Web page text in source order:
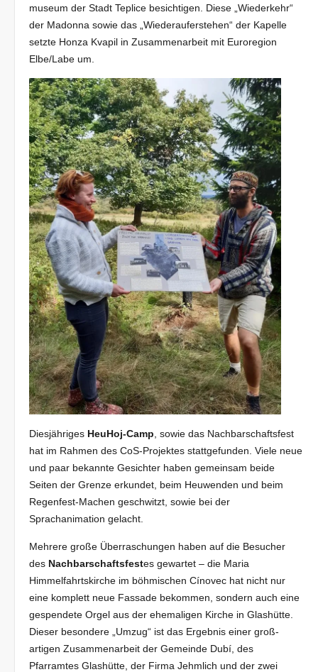
museum der Stadt Teplice besichtigen. Diese „Wiederkehr“
der Madonna sowie das „Wiederauferstehen“ der Kapelle
setzte Honza Kvapil in Zusammen­arbeit mit Euroregion
Elbe/Labe um.
Diesjähriges HeuHoj-Camp , sowie das Nachbarschaftsfest
hat im Rahmen des CoS-Projektes stattgefunden. Viele neue
und paar be­kannte Gesichter haben gemeinsam beide
Seiten der Grenze erkundet, beim Heuwenden und beim
Regenfest-Machen geschwitzt, sowie bei der
Sprachanimation gelacht.
Mehrere große Überraschun­gen haben auf die Besucher
des Nachbarschaftsfestes gewartet – die Maria
Himmelfahrtskirche im böhmischen Cínovec hat nicht nur
eine komplett neue Fassade be­kom­men, sondern auch eine
gespendete Orgel aus der ehemaligen Kirche in Glashütte.
Dieser besondere „Umzug“ ist das Ergebnis einer groß­
artigen Zusammenarbeit der Gemeinde Dubí, des
Pfarramtes Glashütte, der Firma Jehmlich und der zwei